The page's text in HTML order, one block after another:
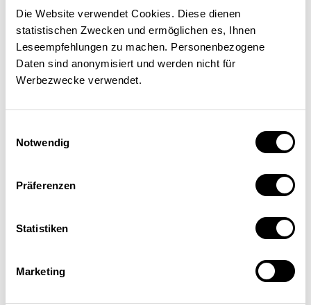
Die Website verwendet Cookies. Diese dienen
statistischen Zwecken und ermöglichen es, Ihnen
Leseempfehlungen zu machen. Personenbezogene
Daten sind anonymisiert und werden nicht für
Werbezwecke verwendet.
Notwendig
Präferenzen
Statistiken
Marketing
Mitglied der Schweizer Delegation am Europarat,
beratenden Kommission für Internationale